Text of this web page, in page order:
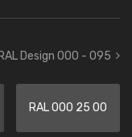
Design 000 - 095
RAL 000 25 00